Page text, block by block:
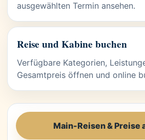
ausgewählten Termin ansehen.
Reise und Kabine buchen
Verfügbare Kategorien,
Gesamtpreis öffnen und online
Main-Reisen & Preise